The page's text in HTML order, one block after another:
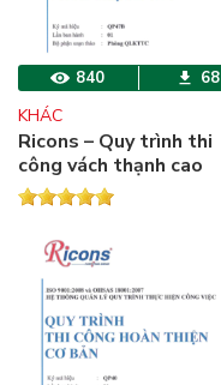
840 68
KHÁC
Ricons – Quy trình thi
công vách thạnh cao